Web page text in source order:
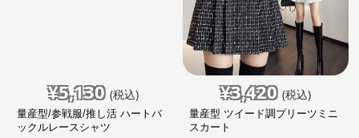
¥5,130 (税込)
量産型/参戦服/推し活 ハートバ
ックルレースシャツ
¥3,420 (税込)
量産型 ツイード調プリーツミニ
スカート